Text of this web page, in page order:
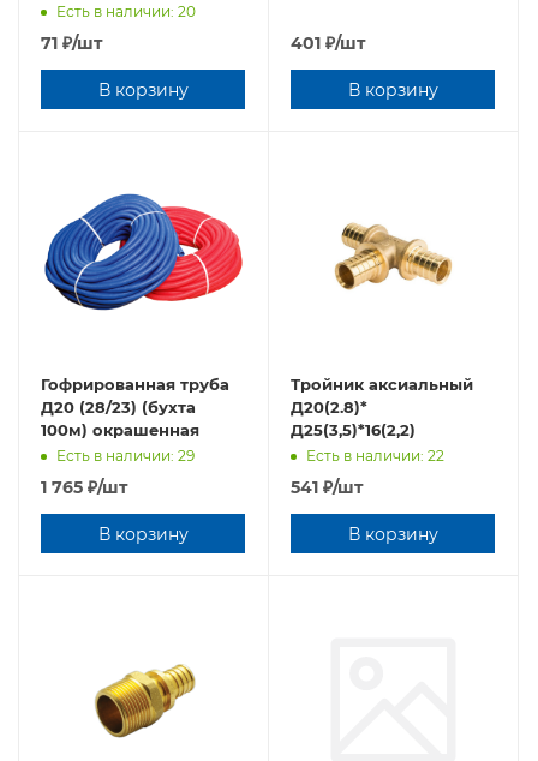
Есть в наличии: 20
71 ₽/шт
В корзину
401 ₽/шт
В корзину
Гофрированная труба
Д20 (28/23) (бухта
100м) окрашенная
Есть в наличии: 29
1 765 ₽/шт
В корзину
Тройник аксиальный
Д20(2.8)*
Д25(3,5)*16(2,2)
Есть в наличии: 22
541 ₽/шт
В корзину